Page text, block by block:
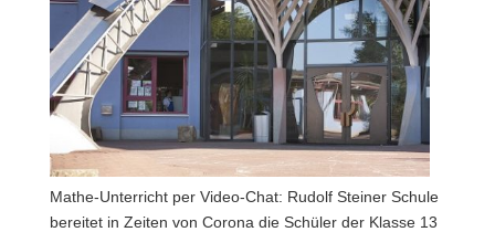
Mathe-Unterricht per Video-Chat: Rudolf Steiner Schule
bereitet in Zeiten von Corona die Schüler der Klasse 13